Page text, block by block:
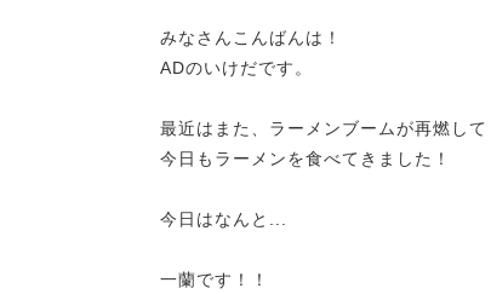
みなさんこんばんは！
ADのいけだです。
最近はまた、ラーメンブームが再燃して
今日もラーメンを食べてきました！
今日はなんと...
一蘭です！！